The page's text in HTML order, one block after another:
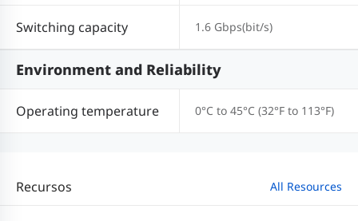
Switching capacity 1.6 Gbps(bit/s)
Environment and Reliability
Operating temperature 0°C to 45°C (32°F to 113°F)
Recursos All Resources